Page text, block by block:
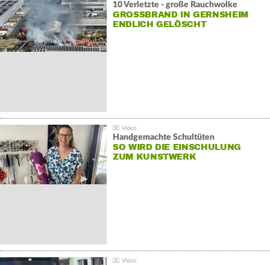
10 Verletzte - große Rauchwolke
GROSSBRAND IN GERNSHEIM E
NDLICH GELÖSCHT
Handgemachte Schultüten
SO WIRD DIE EINSCHULUNG
ZUM KUNSTWERK